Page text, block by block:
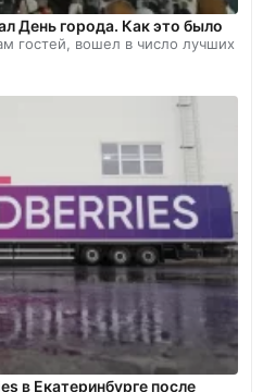
День города. Как это было
гостей, вошел в число лучших
в Екатеринбурге после